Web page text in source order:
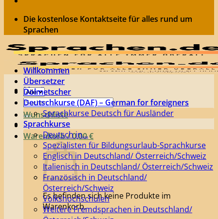
Die kostenlose Kontaktseite für alles rund um
Sprachen
Menü
Suchen
nach:
Wunschliste
Warenkorb /0,00€
Es befinden sich keine Produkte im
Warenkorb.
Willkommen
Übersetzer
Dolmetscher
Deutschkurse (DAF) – German for foreigners
Sprachkurse Deutsch für Ausländer
Sprachkurse
Deutsch in…
Spezialisten für Bildungsurlaub-Sprachkurse
Englisch in Deutschland/ Österreich/Schweiz
Italienisch in Deutschland/ Österreich/Schweiz
Französisch in Deutschland/
Österreich/Schweiz
Volkshochschulen
Weitere Fremdsprachen in Deutschland/